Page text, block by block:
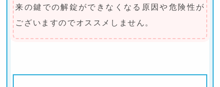
来の鍵での解錠ができなくなる原因や危険性が
ございますのでオススメしません。